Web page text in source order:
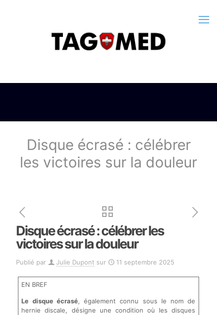
Disque écrasé : célébrer
les victoires sur la douleur
Disque écrasé : célébrer les
victoires sur la douleur
Publié par Julie Dupont sur 11 septembre 2025
EN BREF
Le disque écrasé, également connu sous le nom de
hernie discale, désigne une condition où les disques